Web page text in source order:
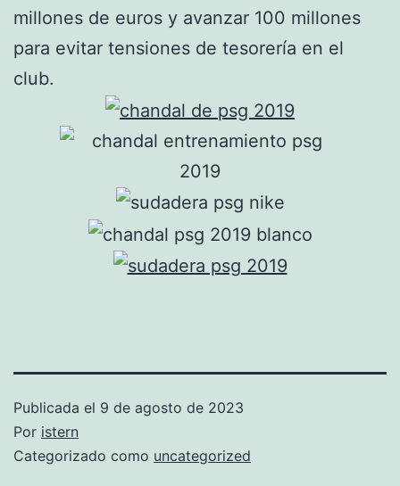
millones de euros y avanzar 100 millones
para evitar tensiones de tesorería en el
club.
Publicada el 9 de agosto de 2023
Por istern
Categorizado como uncategorized